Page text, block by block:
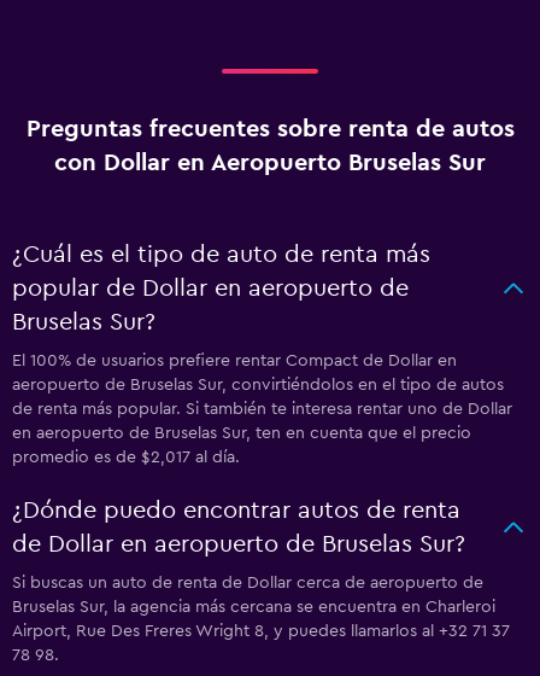
Preguntas frecuentes sobre renta de autos
con Dollar en Aeropuerto Bruselas Sur
¿Cuál es el tipo de auto de renta más
popular de Dollar en aeropuerto de
Bruselas Sur?
El 100% de usuarios prefiere rentar Compact de Dollar en
aeropuerto de Bruselas Sur, convirtiéndolos en el tipo de autos
de renta más popular. Si también te interesa rentar uno de Dollar
en aeropuerto de Bruselas Sur, ten en cuenta que el precio
promedio es de $2,017 al día.
¿Dónde puedo encontrar autos de renta
de Dollar en aeropuerto de Bruselas Sur?
Si buscas un auto de renta de Dollar cerca de aeropuerto de
Bruselas Sur, la agencia más cercana se encuentra en Charleroi
Airport, Rue Des Freres Wright 8, y puedes llamarlos al +32 71 37
78 98.